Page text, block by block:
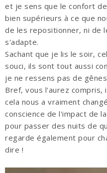
et je sens que le confort
bien supérieurs à ce que
de les repositionner, ni de
s'adapte.
Sachant que je lis le soir,
souci, ils sont tout aussi
je ne ressens pas de
Bref, vous l'aurez
cela nous a vraiment
conscience de l'impact de
pour passer des nuits de
regarde également pour
dire !